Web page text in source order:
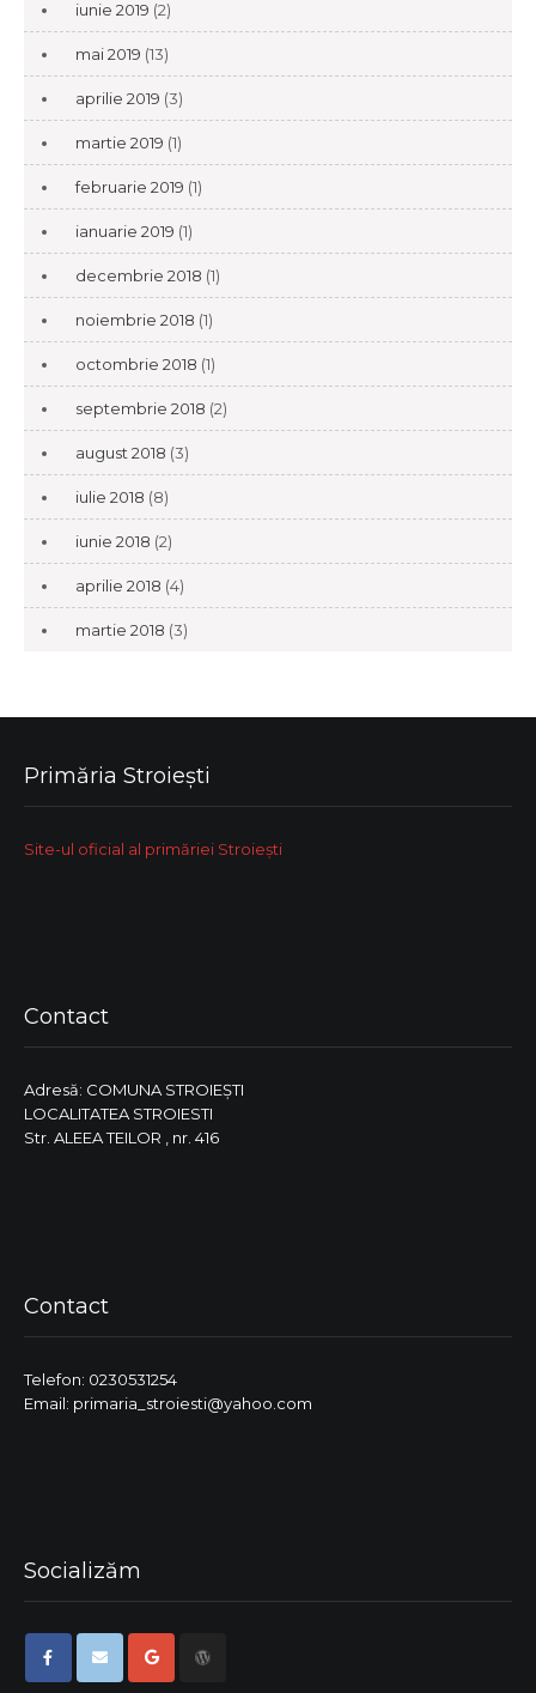
iunie 2019 (2)
mai 2019 (13)
aprilie 2019 (3)
martie 2019 (1)
februarie 2019 (1)
ianuarie 2019 (1)
decembrie 2018 (1)
noiembrie 2018 (1)
octombrie 2018 (1)
septembrie 2018 (2)
august 2018 (3)
iulie 2018 (8)
iunie 2018 (2)
aprilie 2018 (4)
martie 2018 (3)
Primăria Stroiești
Site-ul oficial al primăriei Stroiești
Contact
Adresă: COMUNA STROIEŞTI
LOCALITATEA STROIESTI
Str. ALEEA TEILOR , nr. 416
Contact
Telefon: 0230531254
Email: primaria_stroiesti@yahoo.com
Socializăm